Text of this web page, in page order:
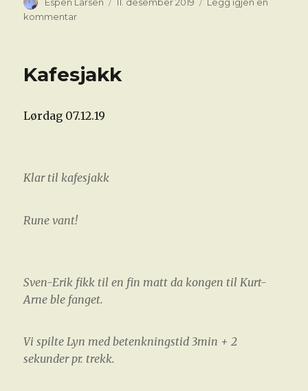
kommentartil
Kafesjakk
Lørdag 07.12.19
Klar til kafesjakk
Rune vant!
Sven-Erik fikk til en fin matt da kongen til Kurt-
Arne ble fanget.
Vi spilte Lyn med betenkningstid 3min + 2
sekunder pr. trekk.